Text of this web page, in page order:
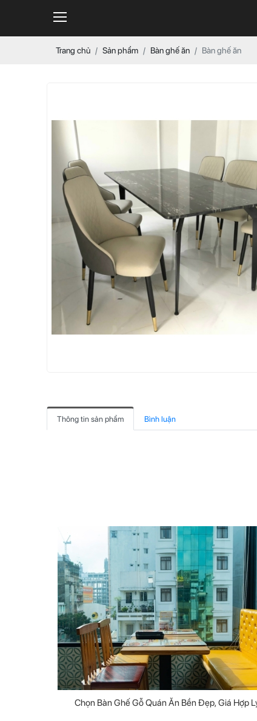
Trang chủ Sản phẩm Bàn ghế ăn Bàn ghế ăn
Thông tin sản phẩm Bình luận
Chọn Bàn Ghế Gỗ Quán Ăn Bền Đẹp, Giá Hợp